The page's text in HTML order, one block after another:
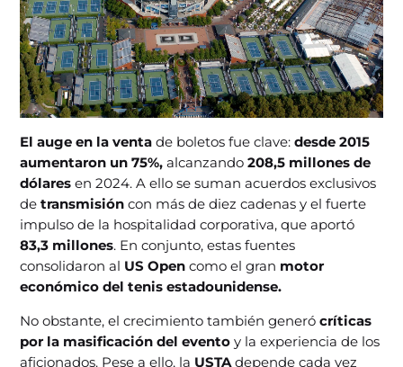
El auge en la venta de boletos fue clave:desde 2015
aumentaron un 75%,alcanzando208,5 millones de
dólares en 2024. A ello se suman acuerdos exclusivos
detransmisión con más de diez cadenas y el fuerte
impulso de la hospitalidad corporativa, que aportó
83,3 millones. En conjunto, estas fuentes
consolidaron al US Opencomo el gran motor
económico del tenis estadounidense.
No obstante, el crecimiento también generócríticas
por la masificación del eventoy la experiencia de los
aficionados. Pese a ello, la USTA depende cada vez